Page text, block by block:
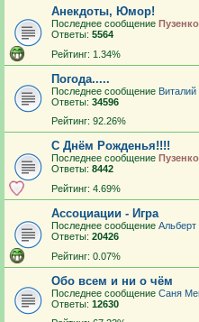
Анекдоты, Юмор!
Последнее сообщение
Ответы: 5564
Рейтинг: 1.34%
Погода.....
Последнее сообщение
Ответы: 34596
Рейтинг: 92.26%
С Днём Рожденья!!!!
Последнее сообщение
Ответы: 8442
Рейтинг: 4.69%
Ассоциации - Игра
Последнее сообщение Альберт
Ответы: 20426
Рейтинг: 0.07%
Обо всем и ни о чём
Последнее сообщение Саня
Ответы: 12630